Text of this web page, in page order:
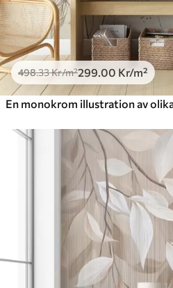
498.33Kr/m²299 .00 Kr/m²